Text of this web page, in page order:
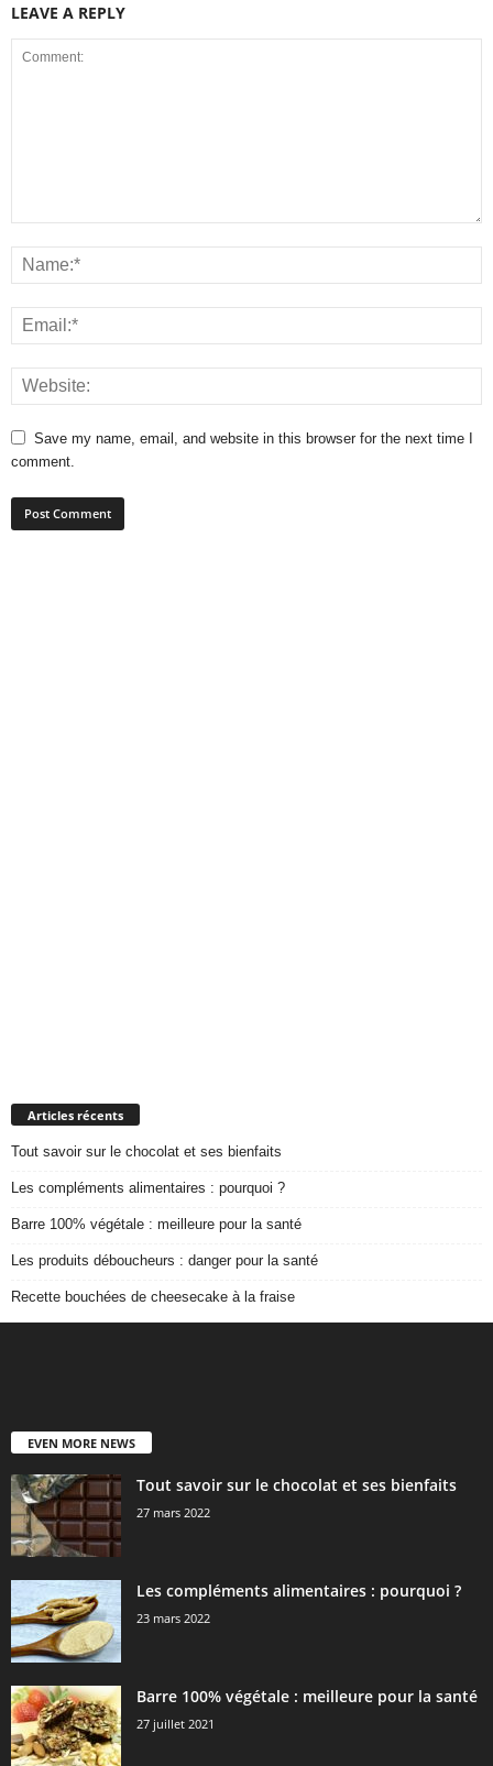
LEAVE A REPLY
Save my name, email, and website in this browser for the next time I
comment.
Articles récents
Tout savoir sur le chocolat et ses bienfaits
Les compléments alimentaires : pourquoi ?
Barre 100% végétale : meilleure pour la santé
Les produits déboucheurs : danger pour la santé
Recette bouchées de cheesecake à la fraise
EVEN MORE NEWS
Tout savoir sur le chocolat et ses bienfaits
27 mars 2022
Les compléments alimentaires : pourquoi ?
23 mars 2022
Barre 100% végétale : meilleure pour la santé
27 juillet 2021